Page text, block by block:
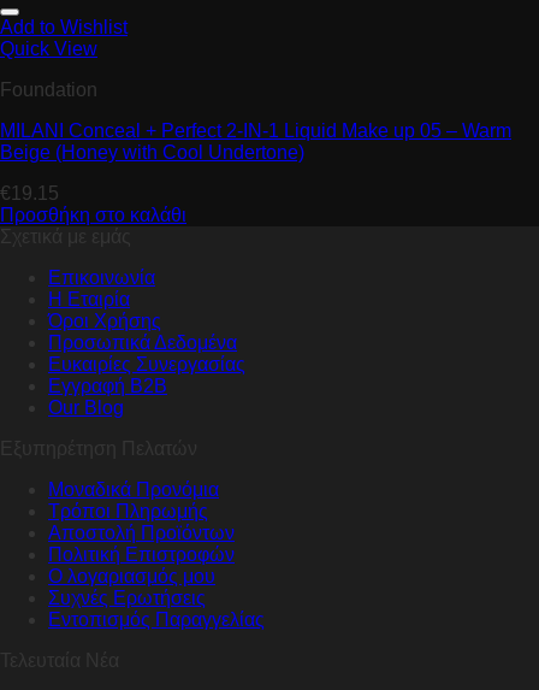
Add to Wishlist
Quick View
Foundation
MILANI Conceal + Perfect 2-IN-1 Liquid Make up 05 – Warm
Beige (Honey with Cool Undertone)
€19.15
Προσθήκη στο καλάθι
Σχετικά με εμάς
Επικοινωνία
Η Εταιρία
Όροι Χρήσης
Προσωπικά Δεδομένα
Ευκαιρίες Συνεργασίας
Εγγραφή B2B
Our Blog
Εξυπηρέτηση Πελατών
Μοναδικά Προνόμια
Τρόποι Πληρωμής
Αποστολή Προϊόντων
Πολιτική Επιστροφών
Ο λογαριασμός μου
Συχνές Ερωτήσεις
Εντοπισμός Παραγγελίας
Τελευταία Νέα